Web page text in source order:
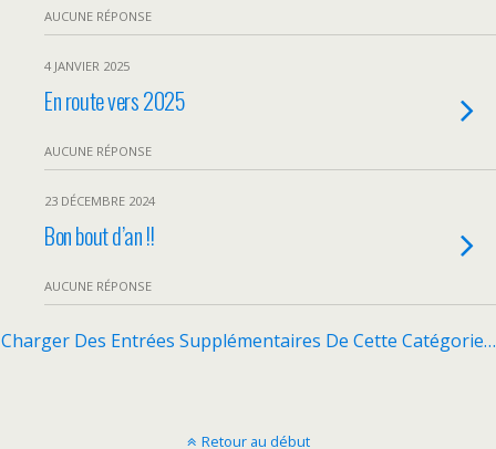
AUCUNE RÉPONSE
4 JANVIER 2025
En route vers 2025
AUCUNE RÉPONSE
23 DÉCEMBRE 2024
Bon bout d’an !!
AUCUNE RÉPONSE
Charger Des Entrées Supplémentaires De Cette Catégorie…
Retour au début